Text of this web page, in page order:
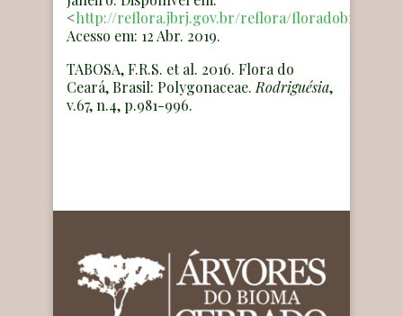
<http://reflora.jbrj.gov.br/reflora/floradobrasil/
Acesso em: 12 Abr. 2019.
TABOSA, F.R.S. et al. 2016. Flora do
Ceará, Brasil: Polygonaceae. Rodriguésia,
v.67, n.4, p.981-996.